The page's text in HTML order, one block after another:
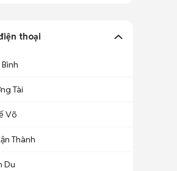
thoại
Tài
Võ
Thành
Du